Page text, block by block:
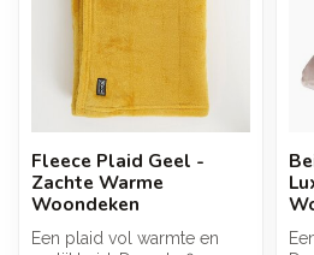
Fleece Plaid Geel -
Zachte Warme
Woondeken
Een plaid vol warmte en